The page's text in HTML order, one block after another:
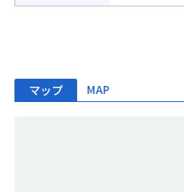
マップ MAP